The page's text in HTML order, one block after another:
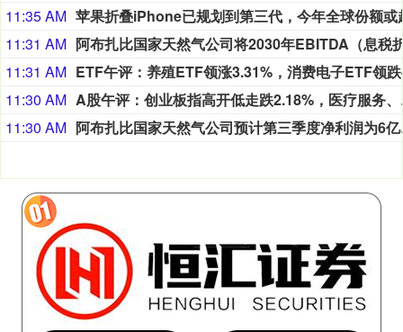
11:35 AM
11:31 AM
11:31 AM
11:30 AM
A股午
11:30 AM
阿布扎比国